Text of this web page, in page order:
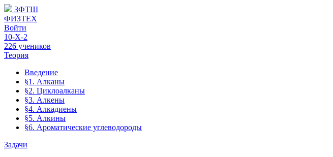
ЗФТШ
ФИЗТЕХ
Войти
10-Х-2
226 учеников
Теория
Введение
§1. Алканы
§2. Циклоалканы
§3. Алкены
§4. Алкадиены
§5. Алкины
§6. Ароматические углеводороды
Задачи